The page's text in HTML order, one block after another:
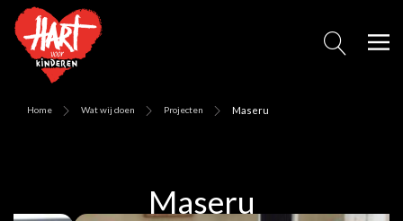
Home Wat wij doen Projecten Maseru
Maseru